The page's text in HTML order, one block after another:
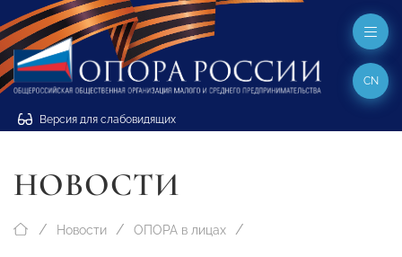
Версия для слабовидящих
CN
НОВОСТИ
Новости ОПОРА в лицах